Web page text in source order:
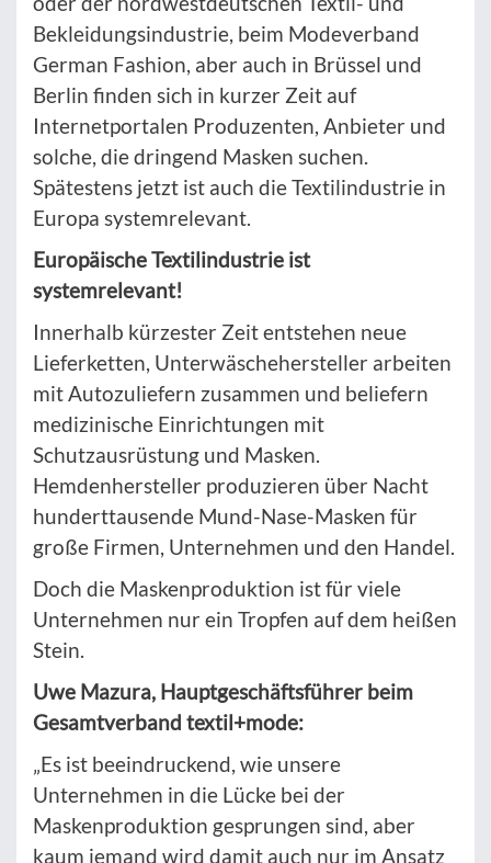
Bekleidungsindustrie, beim Modeverband
German Fashion, aber auch in Brüssel und
Berlin finden sich in kurzer Zeit auf
Internetportalen Produzenten, Anbieter und
solche, die dringend Masken suchen.
Spätestens jetzt ist auch die Textilindustrie in
Europa systemrelevant.
Europäische Textilindustrie ist
systemrelevant!
Innerhalb kürzester Zeit entstehen neue
Lieferketten, Unterwäschehersteller arbeiten
mit Autozuliefern zusammen und beliefern
medizinische Einrichtungen mit
Schutzausrüstung und Masken.
Hemdenhersteller produzieren über Nacht
hunderttausende Mund-Nase-Masken für
große Firmen, Unternehmen und den Handel.
Doch die Maskenproduktion ist für viele
Unternehmen nur ein Tropfen auf dem heißen
Stein.
Uwe Mazura, Hauptgeschäftsführer beim
Gesamtverband textil+mode:
„Es ist beeindruckend, wie unsere
Unternehmen in die Lücke bei der
Maskenproduktion gesprungen sind, aber
kaum jemand wird damit auch nur im Ansatz